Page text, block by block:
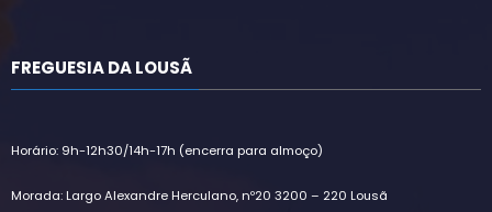
FREGUESIA DA LOUSÃ
Horário: 9h-12h30/14h-17h (encerra para almoço)
Morada: Largo Alexandre Herculano, nº20 3200 – 220 Lousã